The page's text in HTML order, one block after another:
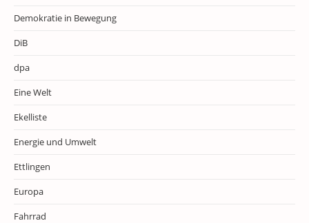
Demokratie in Bewegung
DiB
dpa
Eine Welt
Ekelliste
Energie und Umwelt
Ettlingen
Europa
Fahrrad